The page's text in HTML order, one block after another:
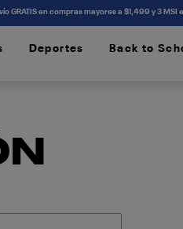
GRATIS en compras mayores a $1,499 y 3
Deportes Back to